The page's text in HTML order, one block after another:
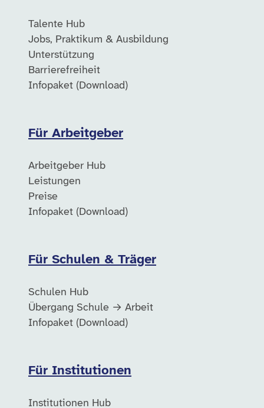
Talente Hub
Jobs, Praktikum & Ausbildung
Unterstützung
Barrierefreiheit
Infopaket (Download)
Für Arbeitgeber
Arbeitgeber Hub
Leistungen
Preise
Infopaket (Download)
Für Schulen & Träger
Schulen Hub
Übergang Schule → Arbeit
Infopaket (Download)
Für Institutionen
Institutionen Hub